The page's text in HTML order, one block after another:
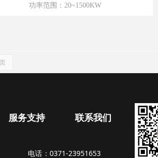
功率范围：20~1500KW
服务支持 联系我们
电话：0371-23951653